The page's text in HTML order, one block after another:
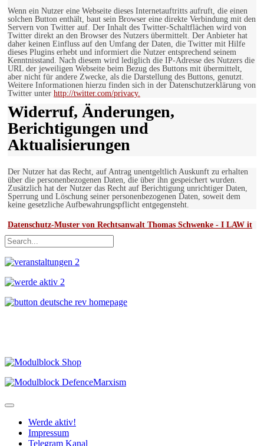
Wenn ein Nutzer eine Webseite dieses Internetauftritts aufruft, die einen
solchen Button enthält, baut sein Browser eine direkte Verbindung mit den
Servern von Twitter auf. Der Inhalt des Twitter-Schaltflächen wird von
Twitter direkt an den Browser des Nutzers übermittelt. Der Anbieter hat
daher keinen Einfluss auf den Umfang der Daten, die Twitter mit Hilfe
dieses Plugins erhebt und informiert die Nutzer entsprechend seinem
Kenntnisstand. Nach diesem wird lediglich die IP-Adresse des Nutzers die
URL der jeweiligen Webseite beim Bezug des Buttons mit übermittelt,
aber nicht für andere Zwecke, als die Darstellung des Buttons, genutzt.
Weitere Informationen hierzu finden sich in der Datenschutzerklärung von
Twitter unter http://twitter.com/privacy.
Widerruf, Änderungen,
Berichtigungen und
Aktualisierungen
Der Nutzer hat das Recht, auf Antrag unentgeltlich Auskunft zu erhalten
über die personenbezogenen Daten, die über ihn gespeichert wurden.
Zusätzlich hat der Nutzer das Recht auf Berichtigung unrichtiger Daten,
Sperrung und Löschung seiner personenbezogenen Daten, soweit dem
keine gesetzliche Aufbewahrungspflicht entgegensteht.
Datenschutz-Muster von Rechtsanwalt Thomas Schwenke - I LAW it
Werde aktiv!
Impressum
Telegram Kanal